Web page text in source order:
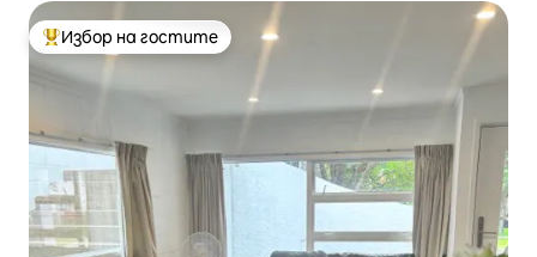
Най-популярен избор на гостите
Избор на гостите